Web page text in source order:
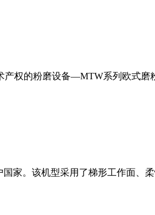
权的粉磨设备—MTW系列欧式
家。该机型采用了梯形工作面、